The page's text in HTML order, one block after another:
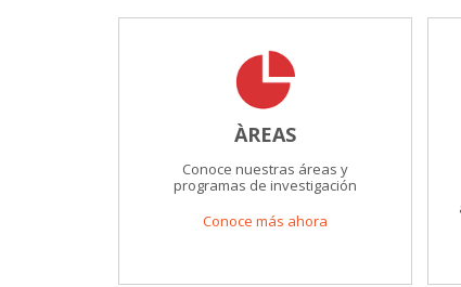
ÀREAS
Conoce nuestras áreas y
programas de investigación
Conoce más ahora